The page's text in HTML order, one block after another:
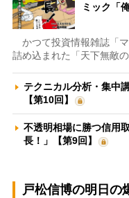
ミック「
かつて投資情報雑誌「
詰め込まれた「天下無敵
テクニカル分析・集中
【第10回】
不透明相場に勝つ信用
長！」【第9回】
戸松信博の明日の